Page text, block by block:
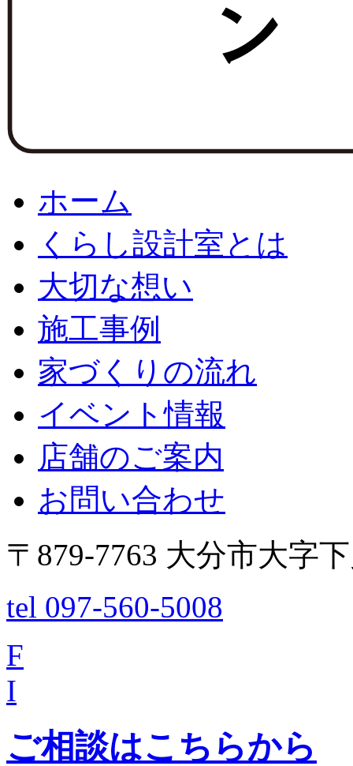
ホーム
くらし設計室とは
大切な想い
施工事例
家づくりの流れ
イベント情報
店舗のご案内
お問い合わせ
〒879-7763 大分市大字
tel 097-560-5008
F
I
ご相談はこちらから